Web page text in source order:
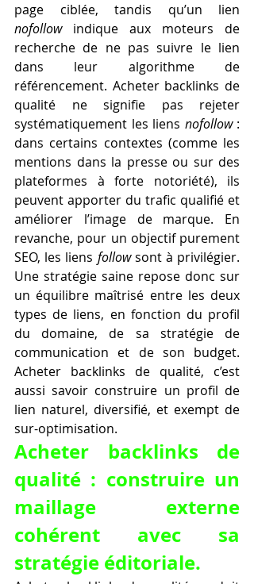
nofollow indique aux moteurs de
recherche de ne pas suivre le lien
dans leur algorithme de
référencement. Acheter backlinks de
qualité ne signifie pas rejeter
systématiquement les liens nofollow :
dans certains contextes (comme les
mentions dans la presse ou sur des
plateformes à forte notoriété), ils
peuvent apporter du trafic qualifié et
améliorer l’image de marque. En
revanche, pour un objectif purement
SEO, les liens follow sont à privilégier.
Une stratégie saine repose donc sur
un équilibre maîtrisé entre les deux
types de liens, en fonction du profil
du domaine, de sa stratégie de
communication et de son budget.
Acheter backlinks de qualité, c’est
aussi savoir construire un profil de
lien naturel, diversifié, et exempt de
sur-optimisation.
Acheter backlinks de
qualité : construire un
maillage externe
cohérent avec sa
stratégie éditoriale.